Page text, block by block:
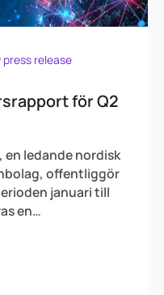
release
för Q2
en ledande nordisk
offentliggör
januari till
en
och